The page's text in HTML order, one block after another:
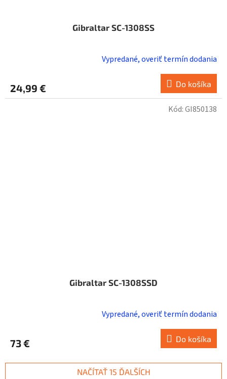
Gibraltar SC-1308SS
Vypredané, overiť termín dodania
24,99 € Do košíka
Gibraltar SC-1308SSD
Vypredané, overiť termín dodania
73 € Do košíka
Kód:GI850138
NAČÍTAŤ 15 ĎALŠÍCH